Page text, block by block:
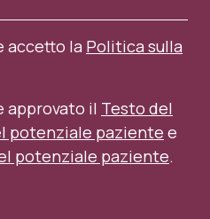
accetto la Politica sulla
approvato il Testo del
potenziale paziente e
potenziale paziente.